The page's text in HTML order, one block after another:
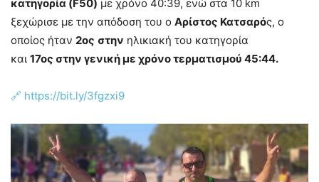
κατηγορία (F50) με χρόνο 40:39, ενώ στα 10 km
ξεχώρισε με την απόδοση του ο Αρίστος Κατσαρός, o
οποίος ήταν 2ος στην ηλικιακή του κατηγορία
και 17ος στην γενική με χρόνο τερματισμού 45:44.
🔗 https://bit.ly/3fgzxi9